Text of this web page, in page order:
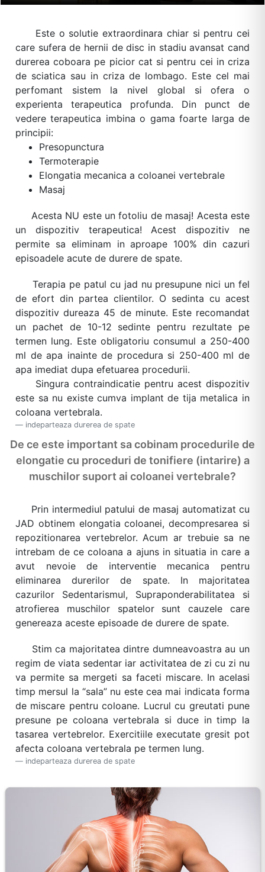
Este o solutie extraordinara chiar si pentru cei
care sufera de hernii de disc in stadiu avansat cand
durerea coboara pe picior cat si pentru cei in criza
de sciatica sau in criza de lombago. Este cel mai
perfomant sistem la nivel global si ofera o
experienta terapeutica profunda. Din punct de
vedere terapeutica imbina o gama foarte larga de
principii:
Presopunctura
Termoterapie
Elongatia mecanica a coloanei vertebrale
Masaj
Acesta NU este un fotoliu de masaj! Acesta este
un dispozitiv terapeutica! Acest dispozitiv ne
permite sa eliminam in aproape 100% din cazuri
episoadele acute de durere de spate.
Terapia pe patul cu jad nu presupune nici un fel
de efort din partea clientilor. O sedinta cu acest
dispozitiv dureaza 45 de minute. Este recomandat
un pachet de 10-12 sedinte pentru rezultate pe
termen lung. Este obligatoriu consumul a 250-400
ml de apa inainte de procedura si 250-400 ml de
apa imediat dupa efetuarea procedurii.
Singura contraindicatie pentru acest dispozitiv
este sa nu existe cumva implant de tija metalica in
coloana vertebrala.
indeparteaza durerea de spate
De ce este important sa cobinam procedurile de
elongatie cu proceduri de tonifiere (intarire) a
muschilor suport ai coloanei vertebrale?
Prin intermediul patului de masaj automatizat cu
JAD obtinem elongatia coloanei, decompresarea si
repozitionarea vertebrelor. Acum ar trebuie sa ne
intrebam de ce coloana a ajuns in situatia in care a
avut nevoie de interventie mecanica pentru
eliminarea durerilor de spate. In majoritatea
cazurilor Sedentarismul, Supraponderabilitatea si
atrofierea muschilor spatelor sunt cauzele care
genereaza aceste episoade de durere de spate.
Stim ca majoritatea dintre dumneavoastra au un
regim de viata sedentar iar activitatea de zi cu zi nu
va permite sa mergeti sa faceti miscare. In acelasi
timp mersul la “sala” nu este cea mai indicata forma
de miscare pentru coloane. Lucrul cu greutati pune
presune pe coloana vertebrala si duce in timp la
tasarea vertebrelor. Exercitiile executate gresit pot
afecta coloana vertebrala pe termen lung.
indeparteaza durerea de spate